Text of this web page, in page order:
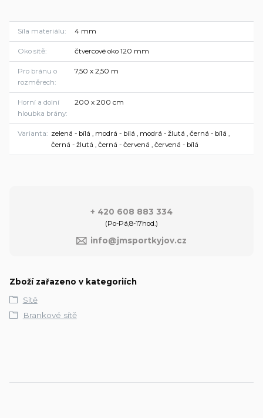
Síla materiálu 4 mm
Oko sítě čtvercové oko 120 mm
Pro bránu o
rozměrech
7,50 x 2,50 m
Horní a dolní
hloubka brány
200 x 200 cm
Varianta
zelená - bílá , modrá - bílá , modrá - žlutá , černá - bílá ,
černá - žlutá , černá - červená , červená - bílá
+ 420 608 883 334
(Po-Pá,8-17hod.)
info@jmsportkyjov.cz
Zboží zařazeno v kategoriích
Sítě
Brankové sítě